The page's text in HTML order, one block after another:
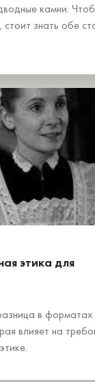
камни.
знать обе
этика для
в
влияет на